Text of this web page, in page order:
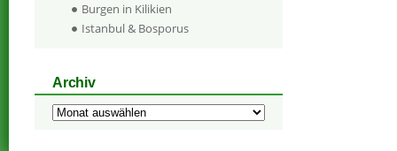
Burgen in Kilikien
Istanbul & Bosporus
Archiv
Archiv